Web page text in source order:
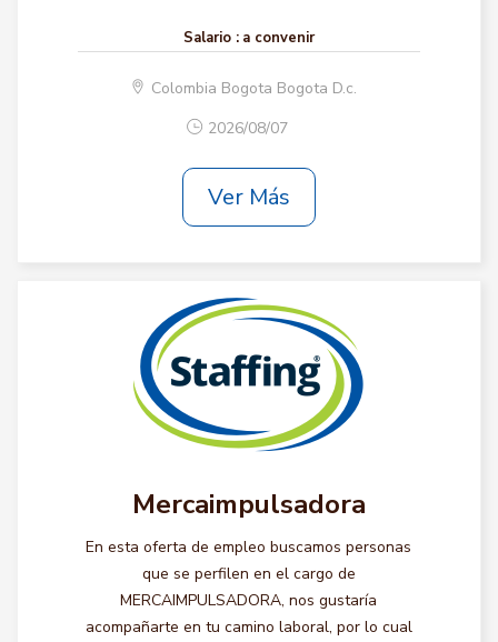
Salario : a convenir
Colombia Bogota Bogota D.c.
2026/08/07
Ver Más
Mercaimpulsadora
En esta oferta de empleo buscamos personas
que se perfilen en el cargo de
MERCAIMPULSADORA, nos gustaría
acompañarte en tu camino laboral, por lo cual